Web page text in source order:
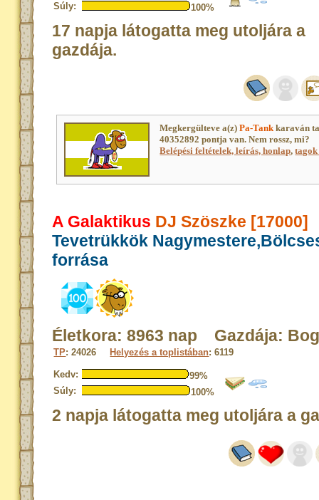
Súly:
100%
17 napja látogatta meg utoljára a
gazdája.
Megkergülteve a(z)Pa-Tankkaraván
40352892 pontja van. Nem rossz, mi?
Belépési feltételek, leírás, honlap,
A Galaktikus DJ Szöszke [17000]
Tevetrükkök
forrása
Életkora: 8963 nap Gazdája:
TP: 24026 Helyezés a toplistában: 6119
Kedv:
99%
Súly:
100%
2 napja látogatta meg utoljára a